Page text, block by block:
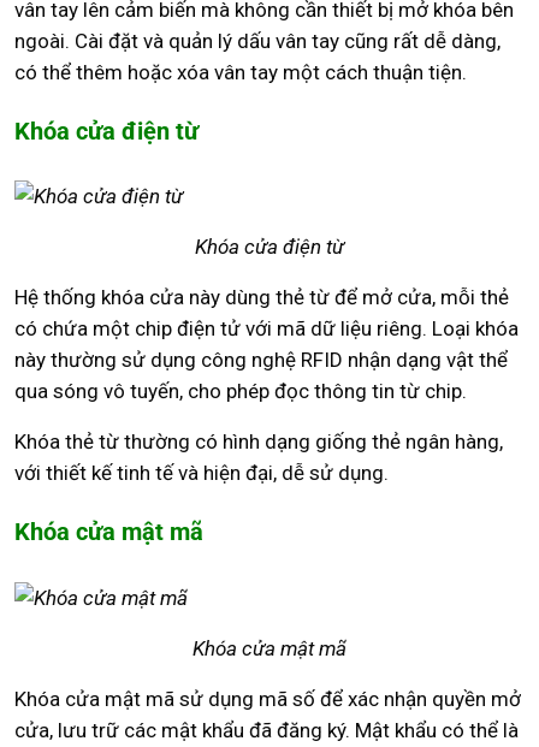
vân tay lên cảm biến mà không cần thiết bị mở khóa bên
ngoài. Cài đặt và quản lý dấu vân tay cũng rất dễ dàng,
có thể thêm hoặc xóa vân tay một cách thuận tiện.
Khóa cửa điện từ
Khóa cửa điện từ
Hệ thống khóa cửa này dùng thẻ từ để mở cửa, mỗi thẻ
có chứa một chip điện tử với mã dữ liệu riêng. Loại khóa
này thường sử dụng công nghệ RFID nhận dạng vật thể
qua sóng vô tuyến, cho phép đọc thông tin từ chip.
Khóa thẻ từ thường có hình dạng giống thẻ ngân hàng,
với thiết kế tinh tế và hiện đại, dễ sử dụng.
Khóa cửa mật mã
Khóa cửa mật mã
Khóa cửa mật mã sử dụng mã số để xác nhận quyền mở
cửa, lưu trữ các mật khẩu đã đăng ký. Mật khẩu có thể là